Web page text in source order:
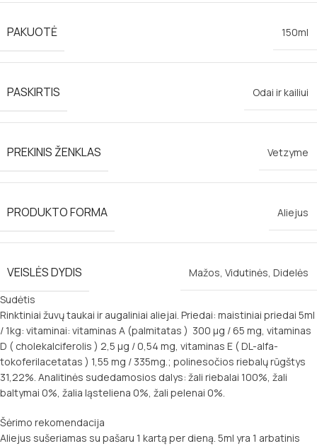
PAKUOTĖ 150ml
PASKIRTIS Odai ir kailiui
PREKINIS ŽENKLAS Vetzyme
PRODUKTO FORMA Aliejus
VEISLĖS DYDIS Mažos, Vidutinės, Didelės
Sudėtis
Rinktiniai žuvų taukai ir augaliniai aliejai. Priedai: maistiniai priedai 5ml
/ 1kg: vitaminai: vitaminas A (palmitatas ) 300 µg / 65 mg, vitaminas
D ( cholekalciferolis ) 2,5 µg / 0,54 mg, vitaminas E ( DL-alfa-
tokoferilacetatas ) 1,55 mg / 335mg.; polinesočios riebalų rūgštys
31,22%. Analitinės sudedamosios dalys: žali riebalai 100%, žali
baltymai 0%, žalia ląsteliena 0%, žali pelenai 0%.
Šėrimo rekomendacija
Aliejus sušeriamas su pašaru 1 kartą per dieną. 5ml yra 1 arbatinis